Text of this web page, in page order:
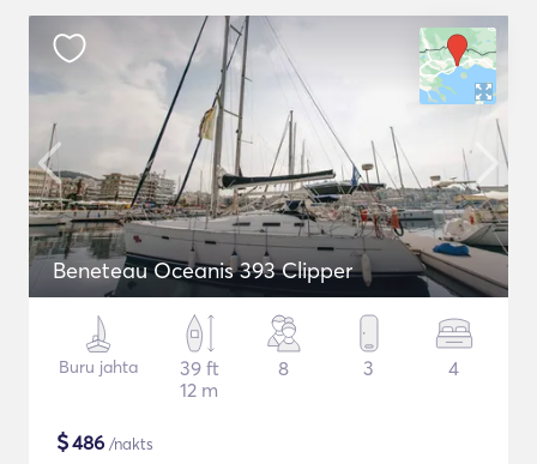
Beneteau Oceanis 393 Clipper
Buru jahta
39 ft
12 m
8 3 4
$486 /nakts